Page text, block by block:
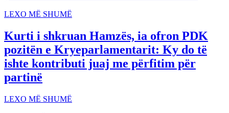
LEXO MË SHUMË
Kurti i shkruan Hamzës, ia ofron PDK
pozitën e Kryeparlamentarit: Ky do të
ishte kontributi juaj me përfitim për
partinë
LEXO MË SHUMË